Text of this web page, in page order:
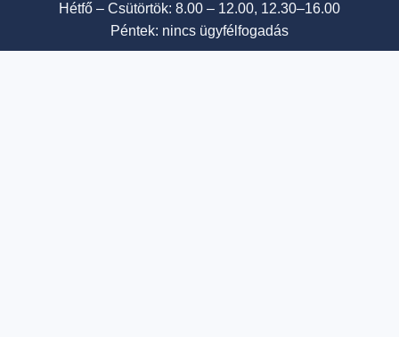
Hétfő – Csütörtök: 8.00 – 12.00, 12.30–16.00
Péntek: nincs ügyfélfogadás